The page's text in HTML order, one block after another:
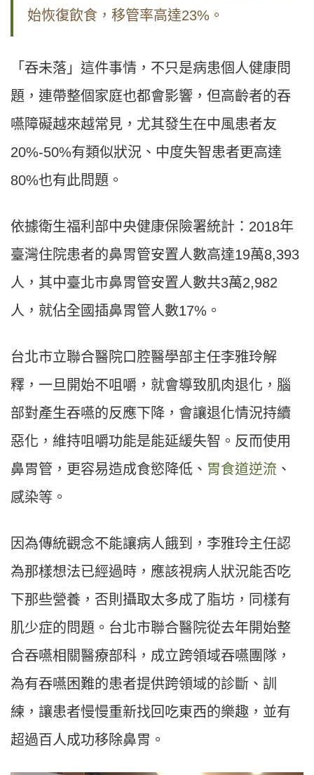
始恢復飲食，移管率高達23%。
「吞未落」這件事情，不只是病患個人健康問
題，連帶整個家庭也都會影響，但高齡者的吞
嚥障礙越來越常見，尤其發生在中風患者友
20%-50%有類似狀況、中度失智患者更高達
80%也有此問題。
依據衛生福利部中央健康保險署統計：2018年
臺灣住院患者的鼻胃管安置人數高達19萬8,393
人，其中臺北市鼻胃管安置人數共3萬2,982
人，就佔全國插鼻胃管人數17%。
台北市立聯合醫院口腔醫學部主任李雅玲解
釋，一旦開始不咀嚼，就會導致肌肉退化，腦
部對產生吞嚥的反應下降，會讓退化情況持續
惡化，維持咀嚼功能是能延緩失智。反而使用
鼻胃管，更容易造成食慾降低、 胃食道逆流 、
感染等。
因為傳統觀念不能讓病人餓到，李雅玲主任認
為那樣想法已經過時，應該視病人狀況能否吃
下那些營養，否則攝取太多成了脂坊，同樣有
肌少症的問題。台北市聯合醫院從去年開始整
合吞嚥相關醫療部科，成立跨領域吞嚥團隊，
為有吞嚥困難的患者提供跨領域的診斷、訓
練，讓患者慢慢重新找回吃東西的樂趣，並有
超過百人成功移除鼻胃。